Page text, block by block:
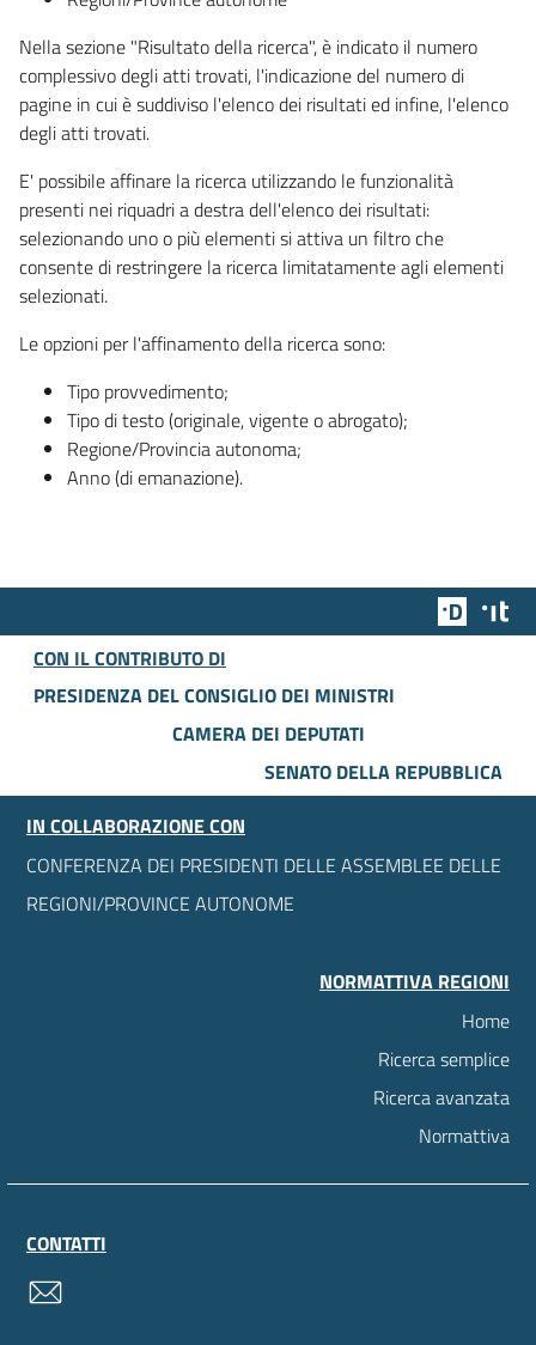
Nella sezione "Risultato della ricerca", è indicato il numero
complessivo degli atti trovati, l'indicazione del numero di
pagine in cui è suddiviso l'elenco dei risultati ed infine, l'elenco
degli atti trovati.
E' possibile affinare la ricerca utilizzando le funzionalità
presenti nei riquadri a destra dell'elenco dei risultati:
selezionando uno o più elementi si attiva un filtro che
consente di restringere la ricerca limitatamente agli elementi
selezionati.
Le opzioni per l'affinamento della ricerca sono:
Tipo provvedimento;
Tipo di testo (originale, vigente o abrogato);
Regione/Provincia autonoma;
Anno (di emanazione).
Team
CON IL CONTRIBUTO DI
PRESIDENZA DEL CONSIGLIO DEI MINISTRI
CAMERA DEI DEPUTATI
SENATO DELLA REPUBBLICA
IN COLLABORAZIONE CON
CONFERENZA DEI PRESIDENTI DELLE ASSEMBLEE DELLE
REGIONI/PROVINCE AUTONOME
NORMATTIVA REGIONI
Home
Ricerca semplice
Ricerca avanzata
Normattiva
CONTATTI